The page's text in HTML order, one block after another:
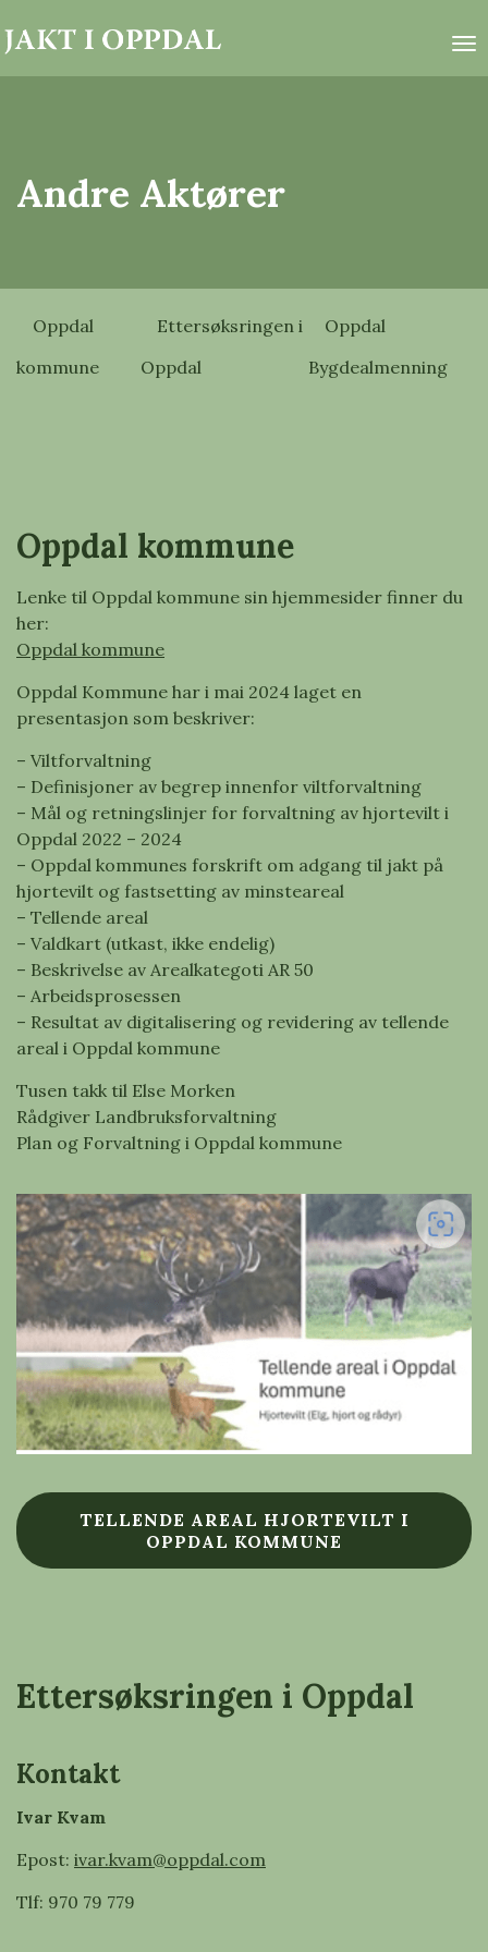
Andre Aktører
Oppdal
kommune
Ettersøksringen i
Oppdal
Oppdal
Bygdealmenning
Oppdal kommune
Lenke til Oppdal kommune sin hjemmesider finner du
her:
Oppdal kommune
Oppdal Kommune har i mai 2024 laget en
presentasjon som beskriver:
– Viltforvaltning
– Definisjoner av begrep innenfor viltforvaltning
– Mål og retningslinjer for forvaltning av hjortevilt i
Oppdal 2022 – 2024
– Oppdal kommunes forskrift om adgang til jakt på
hjortevilt og fastsetting av minsteareal
– Tellende areal
– Valdkart (utkast, ikke endelig)
– Beskrivelse av Arealkategoti AR 50
– Arbeidsprosessen
– Resultat av digitalisering og revidering av tellende
areal i Oppdal kommune
Tusen takk til Else Morken
Rådgiver Landbruksforvaltning
Plan og Forvaltning i Oppdal kommune
TELLENDE AREAL HJORTEVILT I
OPPDAL KOMMUNE
Ettersøksringen i Oppdal
Kontakt
Ivar Kvam
Epost: ivar.kvam@oppdal.com
Tlf: 970 79 779